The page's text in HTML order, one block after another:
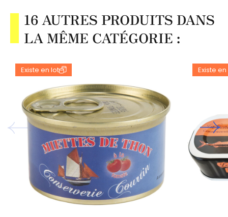
16 AUTRES PRODUITS DANS
LA MÊME CATÉGORIE :
Existe en lot Existe